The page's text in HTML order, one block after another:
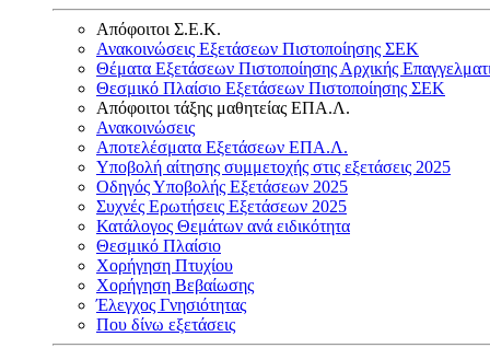
Απόφοιτοι Σ.Ε.Κ.
Ανακοινώσεις Εξετάσεων Πιστοποίησης ΣΕΚ
Θέματα Εξετάσεων Πιστοποίησης Αρχικής
Θεσμικό Πλαίσιο Εξετάσεων Πιστοποίησης ΣΕΚ
Απόφοιτοι τάξης μαθητείας ΕΠΑ.Λ.
Ανακοινώσεις
Αποτελέσματα Εξετάσεων ΕΠΑ.Λ.
Υποβολή αίτησης συμμετοχής στις εξετάσεις 2025
Οδηγός Υποβολής Εξετάσεων 2025
Συχνές Ερωτήσεις Εξετάσεων 2025
Κατάλογος Θεμάτων ανά ειδικότητα
Θεσμικό Πλαίσιο
Χορήγηση Πτυχίου
Χορήγηση Βεβαίωσης
Έλεγχος Γνησιότητας
Που δίνω εξετάσεις